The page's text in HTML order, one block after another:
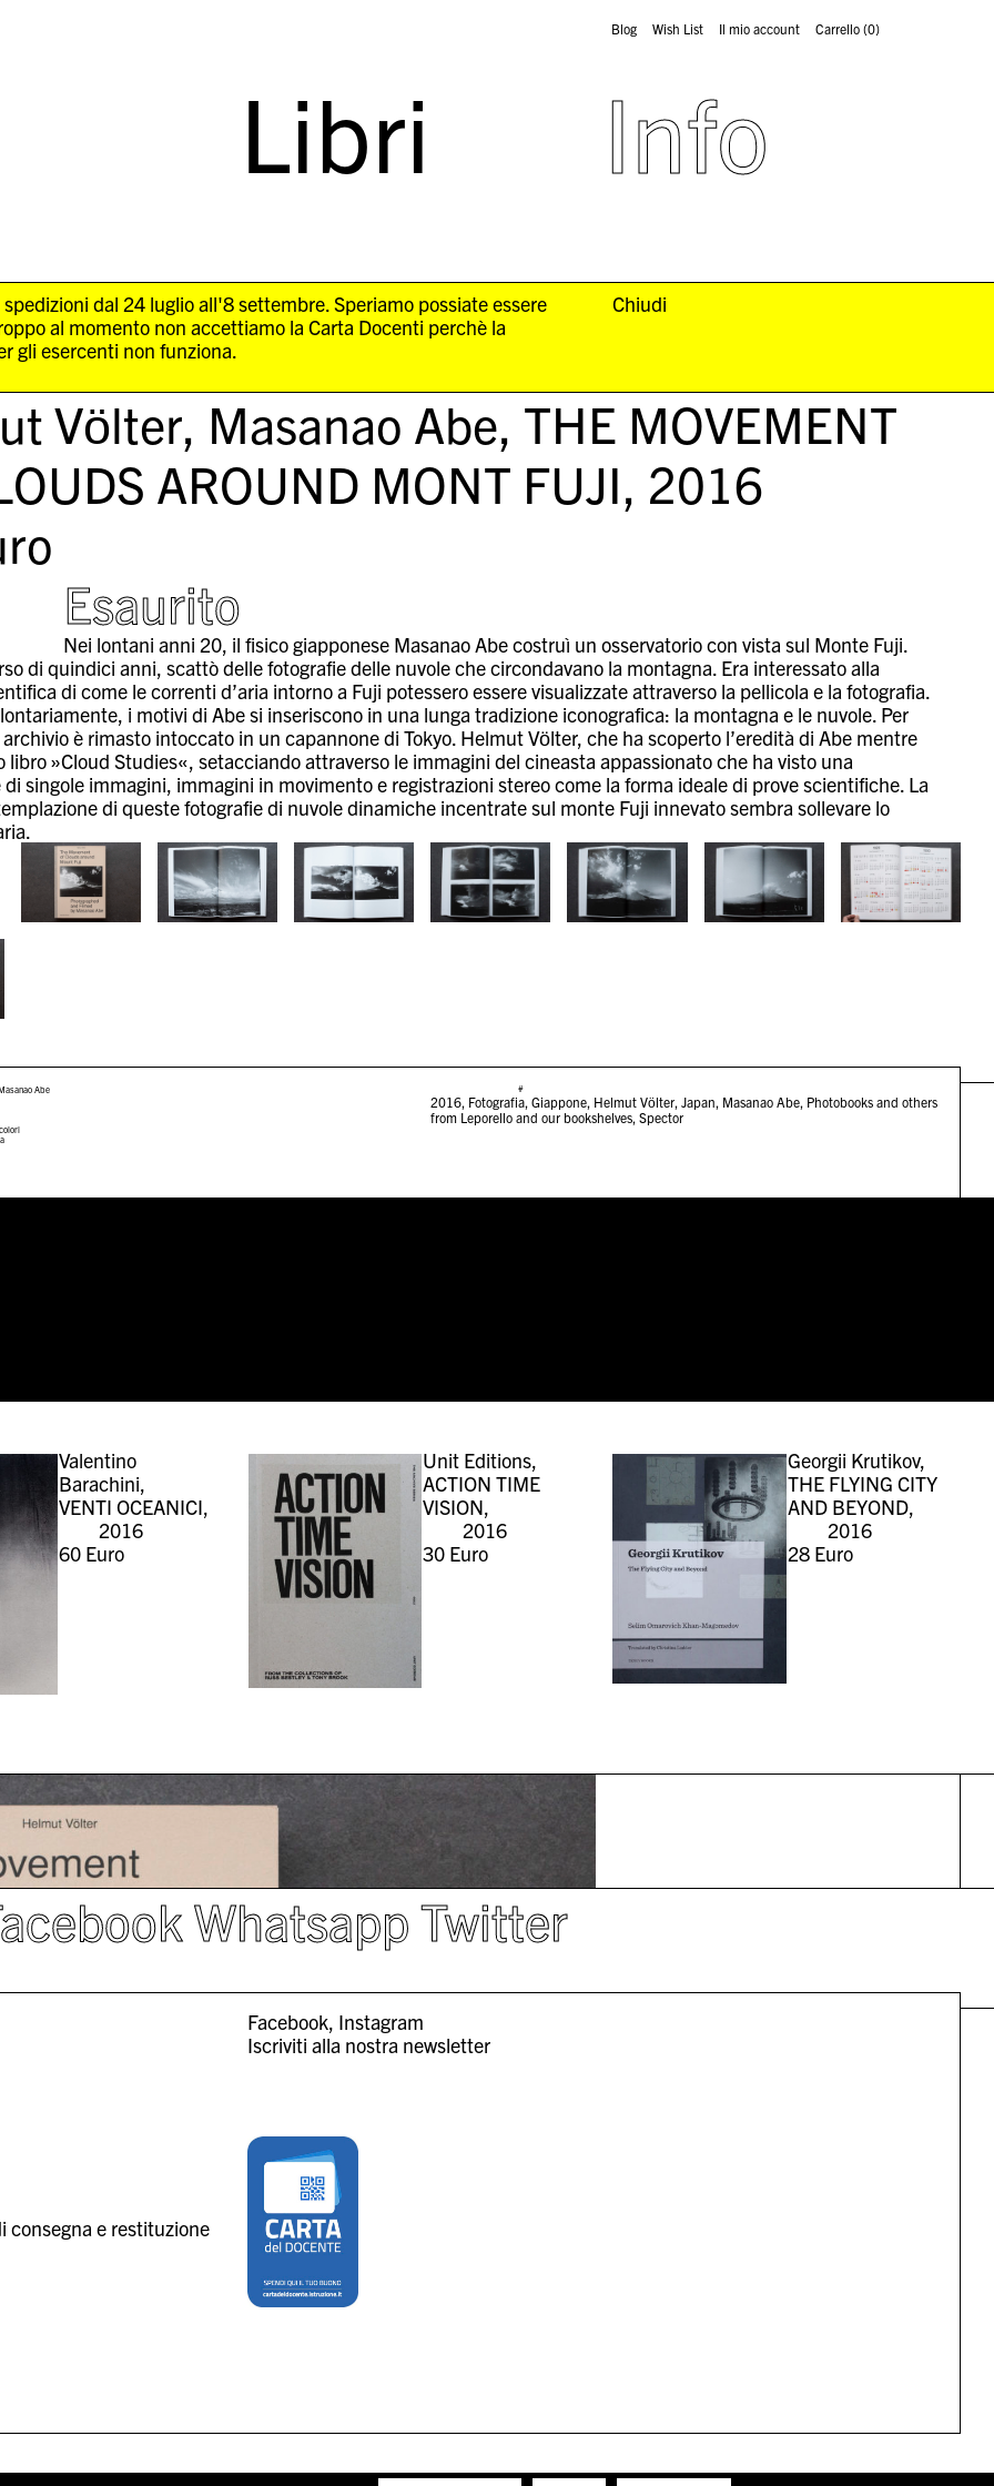
Libri Info
Blog Wish List Il mio account Carrello(0)
dal 24 luglio all'8 settembre. Speriamo possiate essere
al momento non accettiamo la Carta Docenti perchè la
gli esercenti non funziona.
Chiudi
Völter, Masanao Abe, THE MOVEMENT
AROUND MONT FUJI, 2016
Esaurito
Nei lontani anni 20, il fisico giapponese Masanao Abe costruì un osservatorio con vista sul Monte Fuji.
di quindici anni, scattò delle fotografie delle nuvole che circondavano la montagna. Era interessato alla
di come le correnti d’aria intorno a Fuji potessero essere visualizzate attraverso la pellicola e la fotografia.
i motivi di Abe si inseriscono in una lunga tradizione iconografica: la montagna e le nuvole. Per
è rimasto intoccato in un capannone di Tokyo. Helmut Völter,che ha scoperto l’eredità di Abe mentre
libro »Cloud Studies«, setacciando attraverso le immagini del cineasta appassionato che ha visto una
singole immagini, immagini in movimento e registrazioni stereo come la forma ideale di prove scientifiche. La
di queste fotografie di nuvole dinamiche incentrate sul monte Fuji innevato sembra sollevare lo
Abe
#
2016, Fotografia, Giappone, Helmut Völter, Japan, Masanao Abe, Photobooks and others
from Leporello and our bookshelves, Spector
Valentino
Barachini,
VENTI OCEANICI,
2016
60Euro
Unit Editions,
ACTION TIME
VISION,
2016
30 Euro
Georgii Krutikov,
THE FLYING CITY
AND BEYOND,
2016
28Euro
WhatsappTwitter
Facebook Instagram
Iscriviti alla nostra newsletter
consegna e restituzione